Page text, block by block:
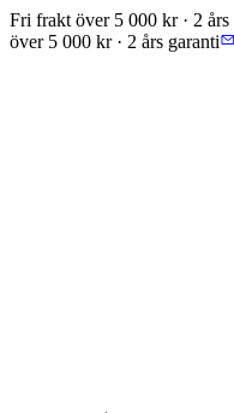
Fri frakt över 5 000 kr · 2
över 5 000 kr · 2 års garanti